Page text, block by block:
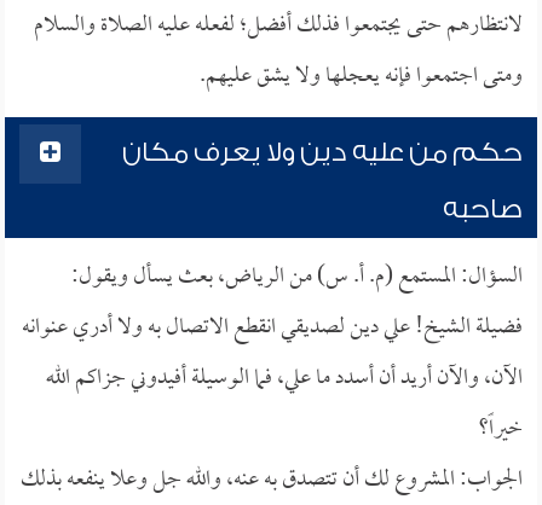
لانتظارهم حتى يجتمعوا فذلك أفضل؛ لفعله عليه الصلاة والسلام
ومتى اجتمعوا فإنه يعجلها ولا يشق عليهم.
حكم من عليه دين ولا يعرف مكان
صاحبه
السؤال: المستمع (م. أ. س) من الرياض، بعث يسأل ويقول:
فضيلة الشيخ! علي دين لصديقي انقطع الاتصال به ولا أدري عنوانه
الآن، والآن أريد أن أسدد ما علي، فما الوسيلة أفيدوني جزاكم الله
خيراً؟
الجواب: المشروع لك أن تتصدق به عنه، والله جل وعلا ينفعه بذلك